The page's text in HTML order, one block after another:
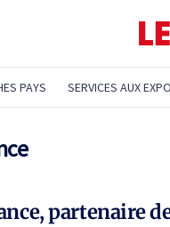
PAYS SERVICES AUX
partenaire